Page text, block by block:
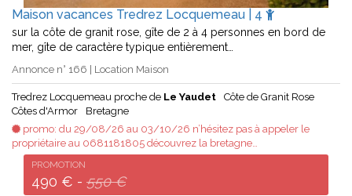
Maison vacances Tredrez Locquemeau | 4
sur la côte de granit rose, gîte de 2 à 4 personnes en bord de
mer, gîte de caractère typique entièrement…
Annonce n° 166 | Location Maison
Tredrez Locquemeau proche de Le Yaudet
Côte de Granit Rose
Côtes d'Armor
Bretagne
promo: du 29/08/26 au 03/10/26 n’hésitez pas à appeler le
propriétaire au 0681181805 découvrez la bretagne…
PROMOTION
490 € - 550 €